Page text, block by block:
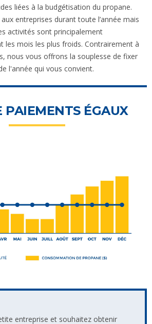
liées à la budgétisation du propane.
entreprises durant toute l’année mais
activités sont principalement
les mois les plus froids. Contrairement à
nous vous offrons la souplesse de fixer
l'année qui vous convient.
PAIEMENTS ÉGAUX
entreprise et souhaitez obtenir